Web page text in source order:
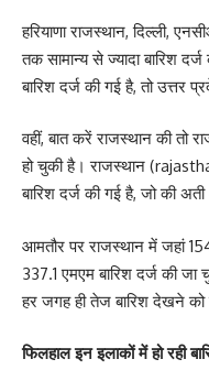
हरियाणा राजस्थान, दिल्ली,
तक सामान्य से ज्यादा बारिश
बारिश दर्ज की गई है, तो उत्तर
वहीं, बात करें राजस्थान की तो
हो चुकी है। राजस्थान
बारिश दर्ज की गई है, जो की
आमतौर पर राजस्थान में जहां
337.1 एमएम बारिश दर्ज की
हर जगह ही तेज बारिश देखने को
फिलहाल इन इलाकों में हो रही